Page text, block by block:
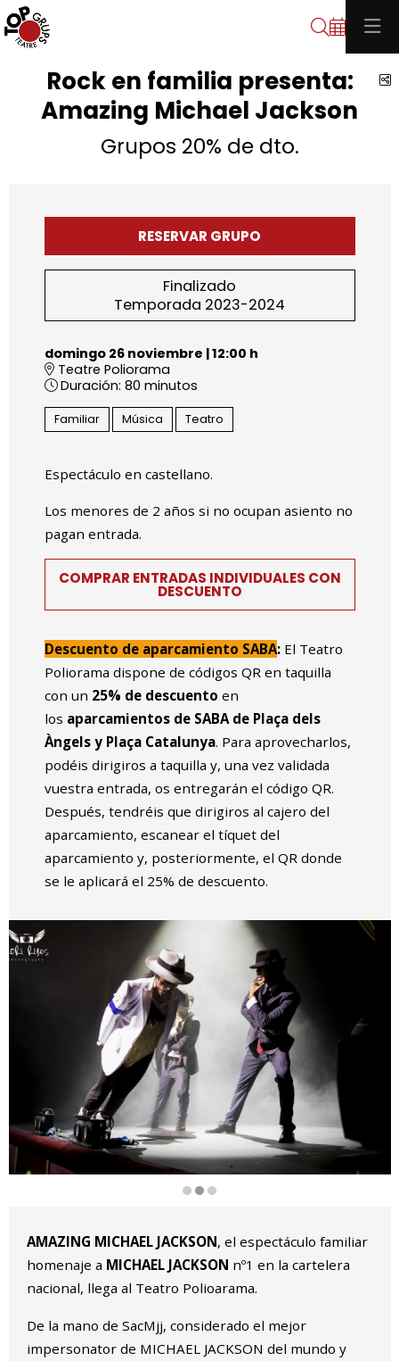
Buscar
Rock en familia presenta:
Amazing Michael Jackson
Grupos 20% de dto.
RESERVAR GRUPO
Finalizado
Temporada 2023-2024
domingo 26 noviembre |12:00 h
Teatre Poliorama
Duración: 80 minutos
Familiar Música Teatro
Espectáculo en castellano.
Los menores de 2 años si no ocupan asiento no
pagan entrada.
COMPRAR ENTRADAS INDIVIDUALES CON
DESCUENTO
Descuento de aparcamiento SABA:El Teatro
Poliorama dispone de códigos QR en taquilla
con un 25% de descuento en
los aparcamientos de SABA de Plaça dels
Àngels y Plaça Catalunya. Para aprovecharlos,
podéis dirigiros a taquilla y, una vez validada
vuestra entrada, os entregarán el código QR.
Después, tendréis que dirigiros al cajero del
aparcamiento, escanear el tíquet del
aparcamiento y, posteriormente, el QR donde
se le aplicará el 25% de descuento.
AMAZING MICHAEL JACKSON, el espectáculo familiar
homenaje a MICHAEL JACKSON nº1 en la cartelera
nacional, llega al Teatro Polioarama.
De la mano de SacMjj, considerado el mejor
impersonator de MICHAEL JACKSON del mundo y